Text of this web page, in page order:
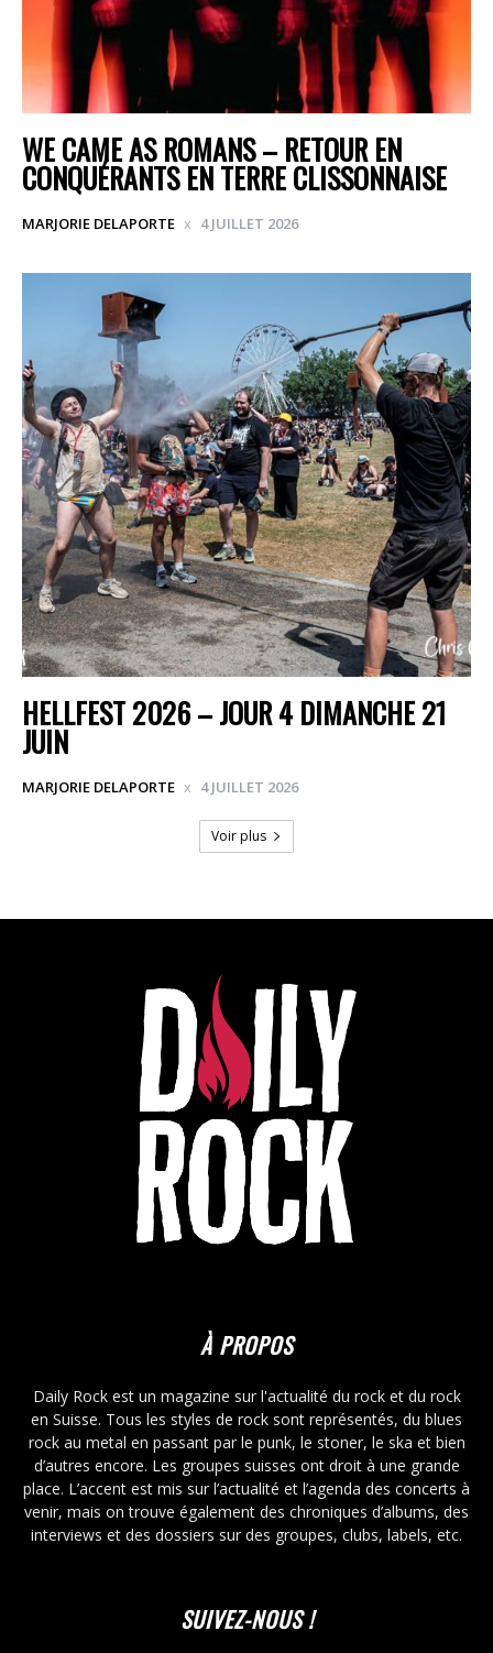
WE CAME AS ROMANS – RETOUR EN
CONQUÉRANTS EN TERRE CLISSONNAISE
MARJORIE DELAPORTE 4 JUILLET 2026
HELLFEST 2026 – JOUR 4 DIMANCHE 21
JUIN
MARJORIE DELAPORTE 4 JUILLET 2026
Voir plus
À PROPOS
Daily Rock est un magazine sur l'actualité du rock et du rock
en Suisse. Tous les styles de rock sont représentés, du blues
rock au metal en passant par le punk, le stoner, le ska et bien
d’autres encore. Les groupes suisses ont droit à une grande
place. L’accent est mis sur l’actualité et l’agenda des concerts à
venir, mais on trouve également des chroniques d’albums, des
interviews et des dossiers sur des groupes, clubs, labels, etc.
SUIVEZ-NOUS !